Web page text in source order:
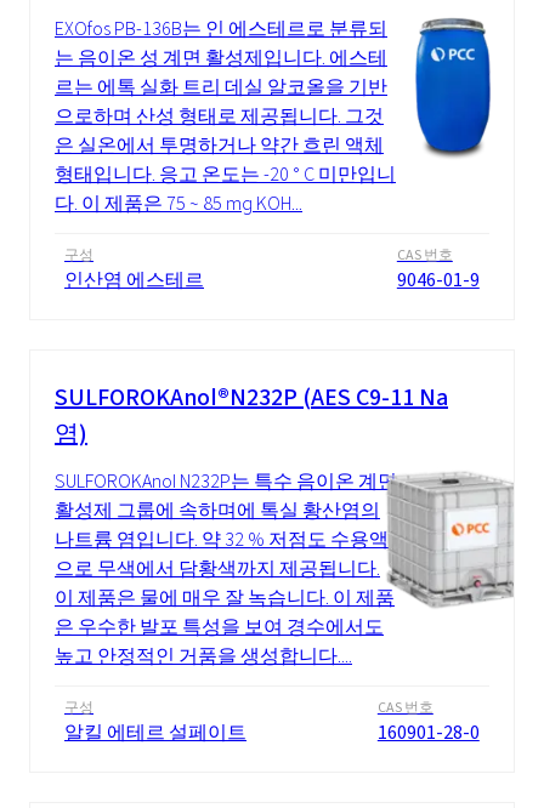
EXOfos PB-136B는 인 에스테르로 분류되
는 음이온 성 계면 활성제입니다. 에스테
르는 에톡 실화 트리 데실 알코올을 기반
으로하며 산성 형태로 제공됩니다. 그것
은 실온에서 투명하거나 약간 흐린 액체
형태입니다. 응고 온도는 -20 ° C 미만입니
다. 이 제품은 75 ~ 85 mg KOH...
구성
인산염 에스테르
CAS 번호
9046-01-9
SULFOROKAnol®N232P (AES C9-11 Na
염)
SULFOROKAnol N232P는 특수 음이온 계면
활성제 그룹에 속하며에 톡실 황산염의
나트륨 염입니다. 약 32 % 저점도 수용액
으로 무색에서 담황색까지 제공됩니다.
이 제품은 물에 매우 잘 녹습니다. 이 제품
은 우수한 발포 특성을 보여 경수에서도
높고 안정적인 거품을 생성합니다....
구성
알킬 에테르 설페이트
CAS 번호
160901-28-0